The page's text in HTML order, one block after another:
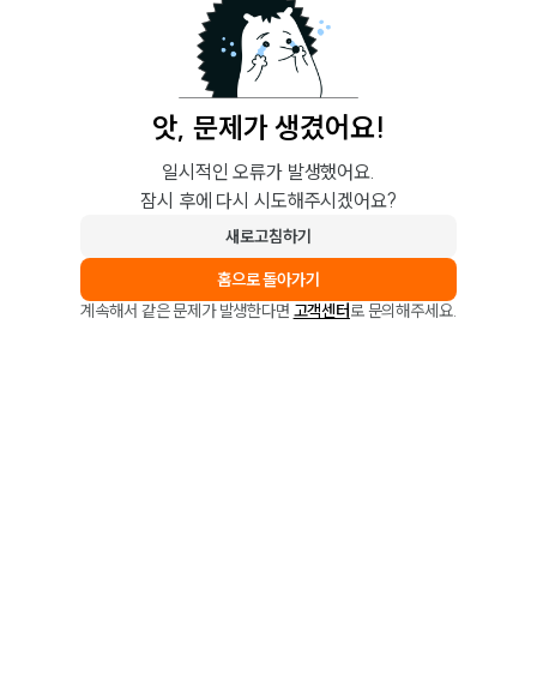
앗, 문제가 생겼어요!
일시적인 오류가 발생했어요.
잠시 후에 다시 시도해주시겠어요?
새로고침하기
홈으로 돌아가기
계속해서 같은 문제가 발생한다면 고객센터로 문의해주세요.